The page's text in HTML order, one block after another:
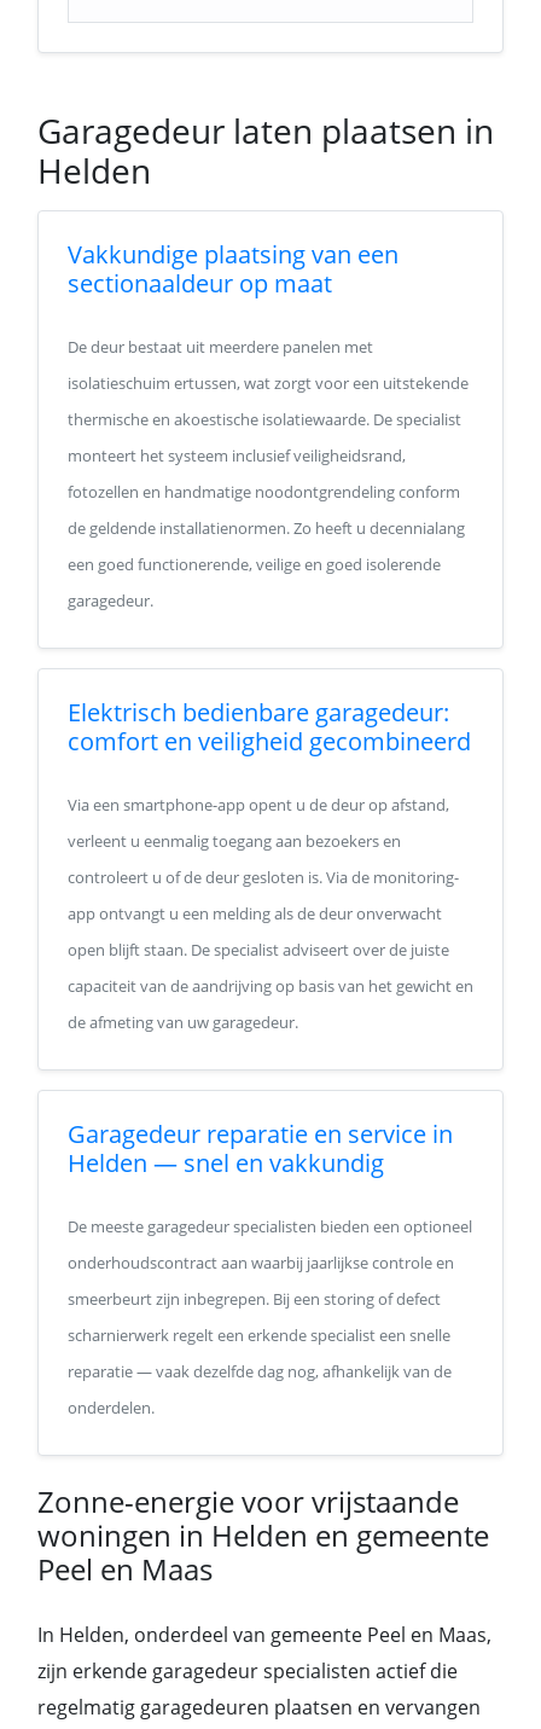
Garagedeur laten plaatsen in
Helden
Vakkundige plaatsing van een
sectionaaldeur op maat
De deur bestaat uit meerdere panelen met
isolatieschuim ertussen, wat zorgt voor een uitstekende
thermische en akoestische isolatiewaarde. De specialist
monteert het systeem inclusief veiligheidsrand,
fotozellen en handmatige noodontgrendeling conform
de geldende installatienormen. Zo heeft u decennialang
een goed functionerende, veilige en goed isolerende
garagedeur.
Elektrisch bedienbare garagedeur:
comfort en veiligheid gecombineerd
Via een smartphone-app opent u de deur op afstand,
verleent u eenmalig toegang aan bezoekers en
controleert u of de deur gesloten is. Via de monitoring-
app ontvangt u een melding als de deur onverwacht
open blijft staan. De specialist adviseert over de juiste
capaciteit van de aandrijving op basis van het gewicht en
de afmeting van uw garagedeur.
Garagedeur reparatie en service in
Helden — snel en vakkundig
De meeste garagedeur specialisten bieden een optioneel
onderhoudscontract aan waarbij jaarlijkse controle en
smeerbeurt zijn inbegrepen. Bij een storing of defect
scharnierwerk regelt een erkende specialist een snelle
reparatie — vaak dezelfde dag nog, afhankelijk van de
onderdelen.
Zonne-energie voor vrijstaande
woningen in Helden en gemeente
Peel en Maas
In Helden, onderdeel van gemeente Peel en Maas,
zijn erkende garagedeur specialisten actief die
regelmatig garagedeuren plaatsen en vervangen